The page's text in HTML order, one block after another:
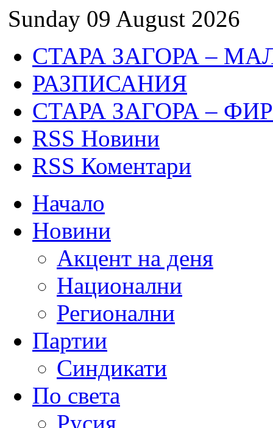
Sunday 09 August 2026
СТАРА ЗАГОРА –
РАЗПИСАНИЯ
СТАРА ЗАГОРА –
RSS Новини
RSS Коментари
Начало
Новини
Акцент на деня
Национални
Регионални
Партии
Синдикати
По света